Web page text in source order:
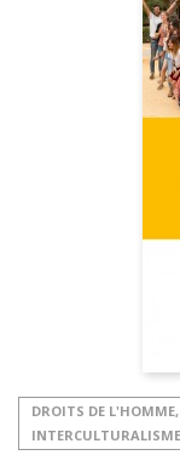
DROITS DE
INTERCULTURALISME